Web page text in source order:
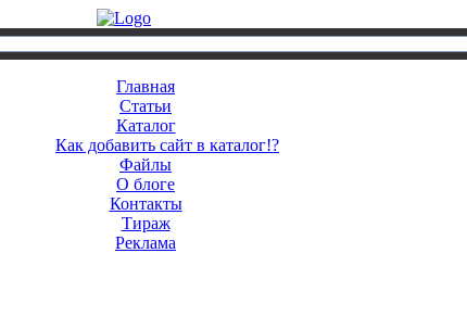
Главная
Статьи
Каталог
Как добавить сайт в каталог!?
Файлы
О блоге
Контакты
Тираж
Реклама